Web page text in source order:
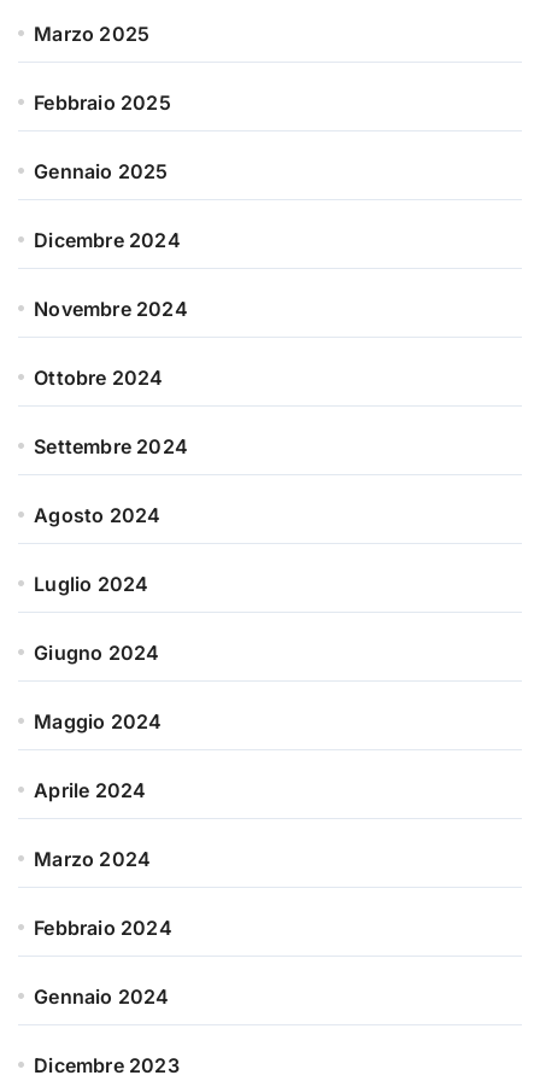
Marzo 2025
Febbraio 2025
Gennaio 2025
Dicembre 2024
Novembre 2024
Ottobre 2024
Settembre 2024
Agosto 2024
Luglio 2024
Giugno 2024
Maggio 2024
Aprile 2024
Marzo 2024
Febbraio 2024
Gennaio 2024
Dicembre 2023